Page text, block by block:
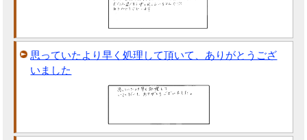
思っていたより早く処理して頂いて、ありがとうござ
いました